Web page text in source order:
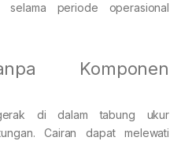
selama periode operasional
Komponen
di dalam tabung ukur
Cairan dapat melewati